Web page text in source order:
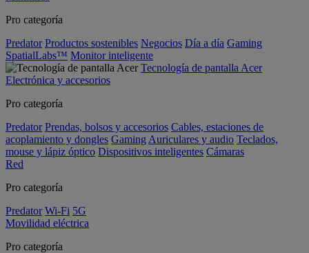
Pro categoría
Predator Productos sostenibles Negocios Día a día Gaming
SpatialLabs™ Monitor inteligente
Tecnología de pantalla Acer
Electrónica y accesorios
Pro categoría
Predator Prendas, bolsos y accesorios Cables, estaciones de
acoplamiento y dongles Gaming Auriculares y audio Teclados,
mouse y lápiz óptico Dispositivos inteligentes Cámaras
Red
Pro categoría
Predator Wi-Fi 5G
Movilidad eléctrica
Pro categoría